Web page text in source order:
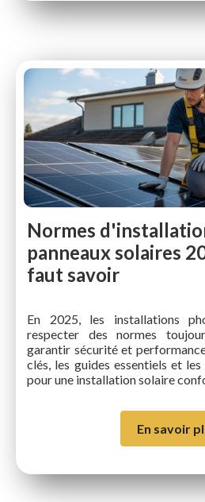
Normes
panneaux solaires
faut savoir
En 2025, les installations
respecter des normes
garantir sécurité et
clés, les guides essentiels et
pour une installation solaire
En savoir